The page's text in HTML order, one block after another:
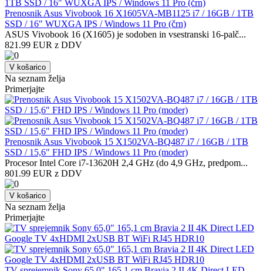
Prenosnik Asus Vivobook 16 X1605VA-MB1125 i7 / 16GB / 1TB
SSD / 16" WUXGA IPS / Windows 11 Pro (črn)
ASUS Vivobook 16 (X1605) je sodoben in vsestranski 16-palč...
821.99 EUR z DDV
V košarico
Na seznam želja
Primerjajte
Prenosnik Asus Vivobook 15 X1502VA-BQ487 i7 / 16GB / 1TB
SSD / 15,6" FHD IPS / Windows 11 Pro (moder)
Procesor Intel Core i7-13620H 2,4 GHz (do 4,9 GHz, predpom...
801.99 EUR z DDV
V košarico
Na seznam želja
Primerjajte